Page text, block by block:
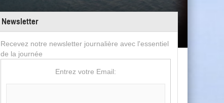
Newsletter
Recevez notre newsletter journalière avec l'essentiel
de la journée
Entrez votre Email: